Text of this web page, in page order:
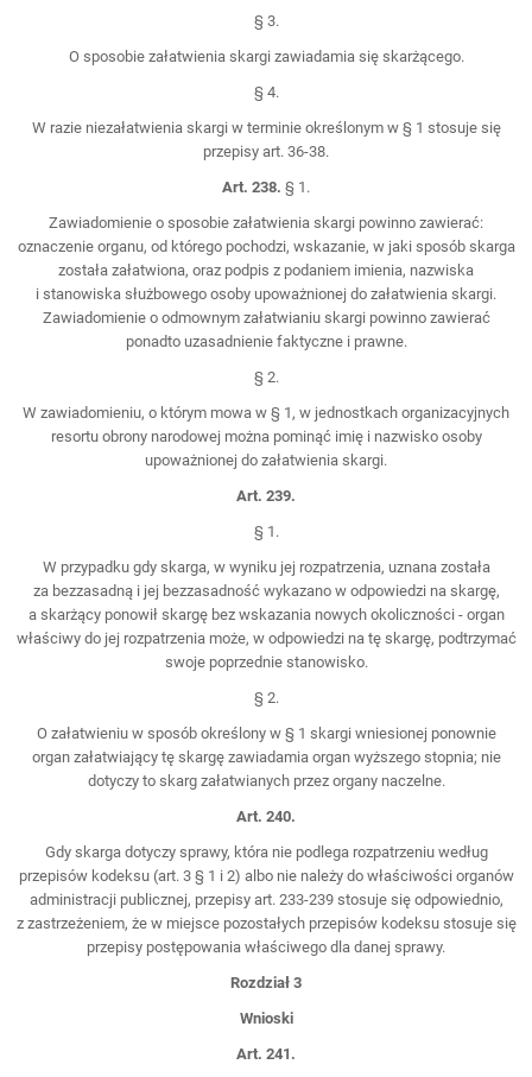
§ 3.
O sposobie załatwienia skargi zawiadamia się skarżącego.
§ 4.
W razie niezałatwienia skargi w terminie określonym w § 1 stosuje się
przepisy art. 36-38.
Art. 238. § 1.
Zawiadomienie o sposobie załatwienia skargi powinno zawierać:
oznaczenie organu, od którego pochodzi, wskazanie, w jaki sposób skarga
została załatwiona, oraz podpis z podaniem imienia, nazwiska
i stanowiska służbowego osoby upoważnionej do załatwienia skargi.
Zawiadomienie o odmownym załatwianiu skargi powinno zawierać
ponadto uzasadnienie faktyczne i prawne.
§ 2.
W zawiadomieniu, o którym mowa w § 1, w jednostkach organizacyjnych
resortu obrony narodowej można pominąć imię i nazwisko osoby
upoważnionej do załatwienia skargi.
Art. 239.
§ 1.
W przypadku gdy skarga, w wyniku jej rozpatrzenia, uznana została
za bezzasadną i jej bezzasadność wykazano w odpowiedzi na skargę,
a skarżący ponowił skargę bez wskazania nowych okoliczności - organ
właściwy do jej rozpatrzenia może, w odpowiedzi na tę skargę, podtrzymać
swoje poprzednie stanowisko.
§ 2.
O załatwieniu w sposób określony w § 1 skargi wniesionej ponownie
organ załatwiający tę skargę zawiadamia organ wyższego stopnia; nie
dotyczy to skarg załatwianych przez organy naczelne.
Art. 240.
Gdy skarga dotyczy sprawy, która nie podlega rozpatrzeniu według
przepisów kodeksu (art. 3 § 1 i 2) albo nie należy do właściwości organów
administracji publicznej, przepisy art. 233-239 stosuje się odpowiednio,
z zastrzeżeniem, że w miejsce pozostałych przepisów kodeksu stosuje się
przepisy postępowania właściwego dla danej sprawy.
Rozdział 3
Wnioski
Art. 241.